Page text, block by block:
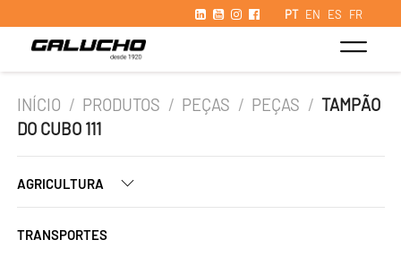
PT EN ES FR
INÍCIO / PRODUTOS / PEÇAS / PEÇAS / TAMPÃO
DO CUBO 111
AGRICULTURA
TRANSPORTES